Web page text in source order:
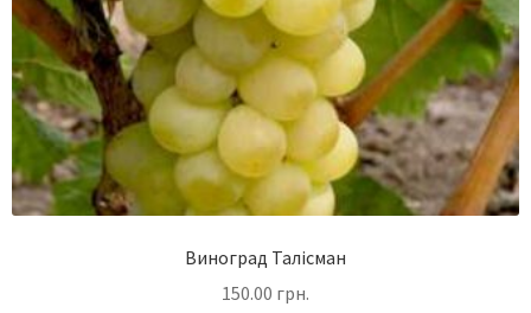
Виноград Талісман
150.00 грн.